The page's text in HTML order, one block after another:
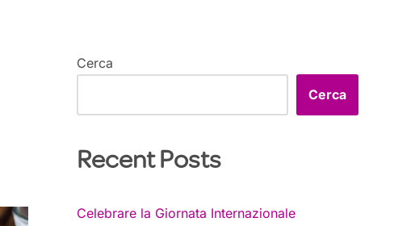
Cerca
Cerca
Recent Posts
Celebrare la Giornata Internazionale